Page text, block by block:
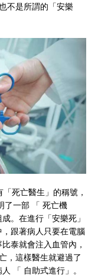
不是所謂的「安樂
死亡醫生」的稱號，
了一部 「 死亡機
。在進行「安樂死」
跟著病人只要在電腦
泰就會注入血管內，
，這樣醫生就避過了
「 自助式進行」。